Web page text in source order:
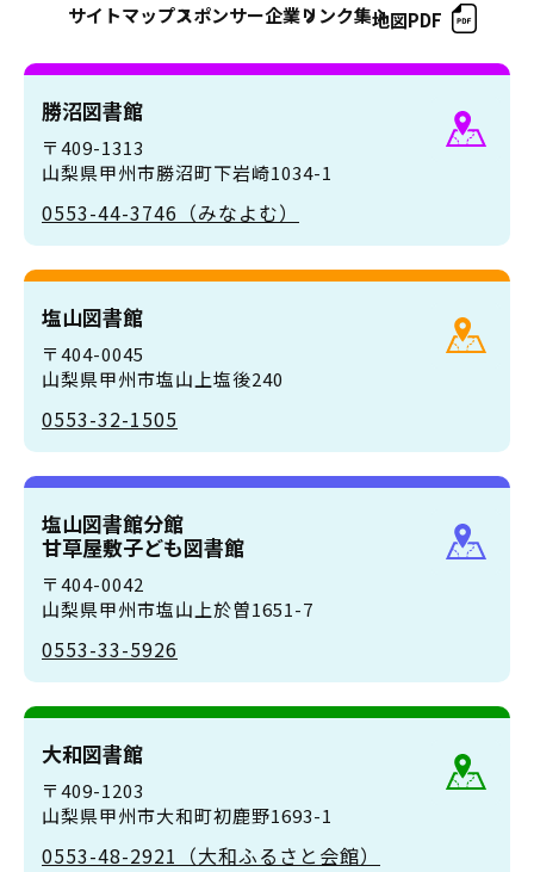
サイトマップスポンサー企業リンク集地図PDF
勝沼図書館
〒409-1313
山梨県甲州市勝沼町下岩崎1034-1
0553-44-3746（みなよむ）
塩山図書館
〒404-0045
山梨県甲州市塩山上塩後240
0553-32-1505
塩山図書館分館
甘草屋敷子ども図書館
〒404-0042
山梨県甲州市塩山上於曽1651-7
0553-33-5926
大和図書館
〒409-1203
山梨県甲州市大和町初鹿野1693-1
0553-48-2921（大和ふるさと会館）